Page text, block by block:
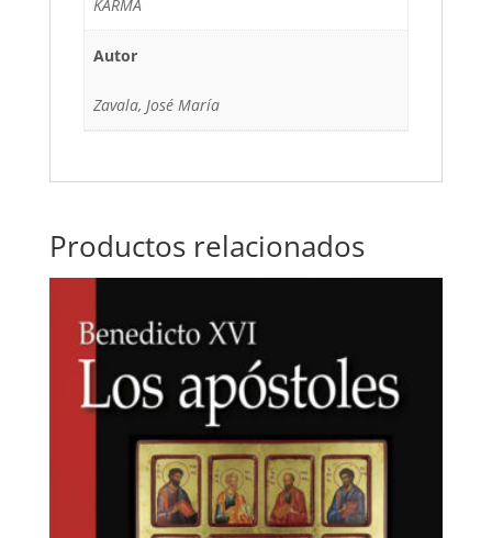
KARMA
Autor
Zavala, José María
Productos relacionados